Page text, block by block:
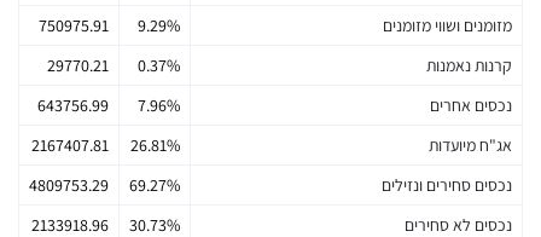
מזומנים ושווי מזומנים
9.29%
750975.91
קרנות נאמנות
0.37%
29770.21
נכסים אחרים
7.96%
643756.99
אג"ח מיועדות
26.81%
2167407.81
נכסים סחירים ונזילים
69.27%
4809753.29
נכסים לא סחירים
30.73%
2133918.96